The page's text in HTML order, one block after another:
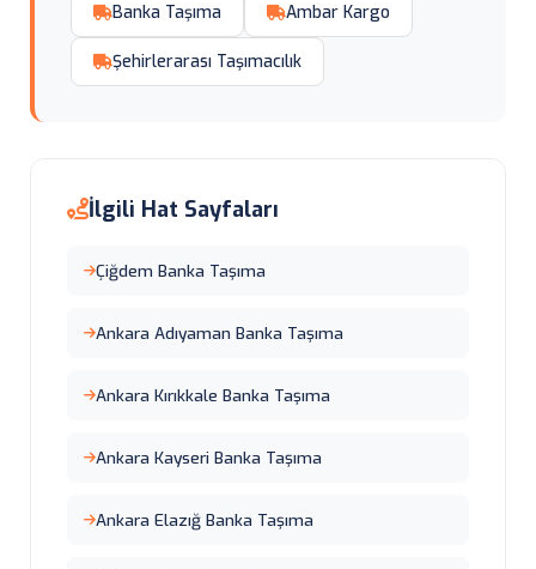
Banka Taşıma Ambar Kargo
Şehirlerarası Taşımacılık
İlgili Hat Sayfaları
Çiğdem Banka Taşıma
Ankara Adıyaman Banka Taşıma
Ankara Kırıkkale Banka Taşıma
Ankara Kayseri Banka Taşıma
Ankara Elazığ Banka Taşıma